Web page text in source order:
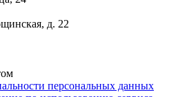
д. 22
персональных данных